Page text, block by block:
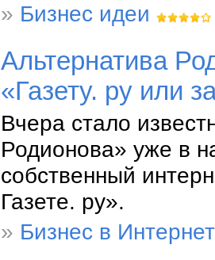
» Бизнес идеи
Альтернатива
«Газету. ру или
Вчера стало
Родионова» уже в
собственный
Газете. ру».
» Бизнес в